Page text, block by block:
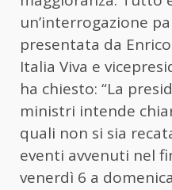
un’interrogazione
presentata da
Italia Viva e
ha chiesto: “La
ministri intende
quali non si sia
eventi avvenuti nel
venerdì 6 a